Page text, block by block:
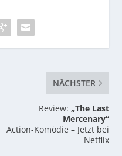
NÄCHSTER
Review: „The Last
Mercenary“
Action-Komödie – Jetzt bei
Netflix